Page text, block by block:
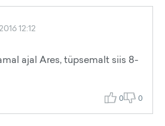
12:12
ajal Ares, tüpsemalt siis 8-
0 0